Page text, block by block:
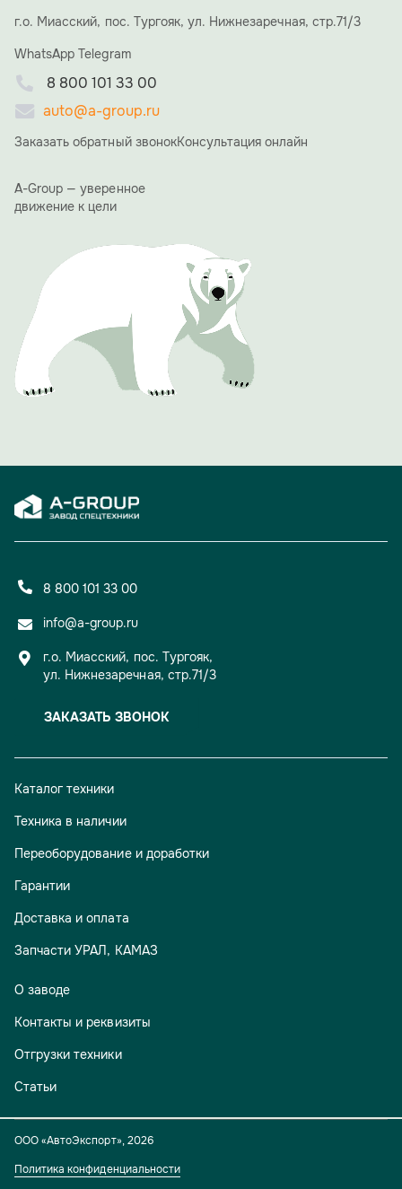
и семья и близкие друзья Алексея Николаевича, что
течение вечера со сцены прозвучало множество
отмечали невероятную преданность делу,
стратегическое видение Алексея Николаевича и его
умение вести компанию к успеху.
«15 лет назад мы начинали с большой мечты. Сегодня
из вас, вашего труда, энергии и веры в общее дело», —
сказал в своей ответной речи Алексей Ямщиков.
Благодарственные письма получили сотрудники ООО
компании 10 и более лет.
Одним из ярких и обсуждаемых моментов вечера стала
презентация фирменного юбилейного календаря A-
GROUP. Его страницы украсили фотографии сотрудниц
холдинга с автомобилями производства A-GROUP.
Проект должен подчеркнуть, что за успехом компании
стоят не только прогрессивные технологии, но и яркие,
талантливые люди.
Вечер доказал: 15 лет для A-GROUP — не просто рубеж,
8 800 101 33 00
auto@a-group.ru
г.о. Миасский, пос. Тургояк, ул. Нижнезаречная, стр.71/3
WhatsApp Telegram
Заказать обратный звонокКонсультация онлайн
A-Group — уверенное
движение к цели
Каталог техники
Техника в наличии
Переоборудование и доработки
Гарантии
Доставка и оплата
Запчасти УРАЛ, КАМАЗ
О заводе
Контакты и реквизиты
Отгрузки техники
Статьи
8 800 101 33 00
info@a-group.ru
г.о. Миасский, пос. Тургояк,
ул. Нижнезаречная, стр.71/3
ЗАКАЗАТЬ ЗВОНОК
ООО «АвтоЭкспорт»,2026
Политика конфиденциальности